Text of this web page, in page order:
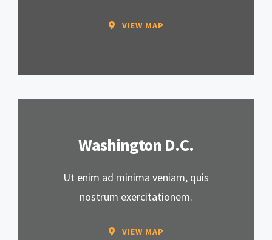
VIEW MAP
Washington D.C.
Ut enim ad minima veniam, quis
nostrum exercitationem.
VIEW MAP